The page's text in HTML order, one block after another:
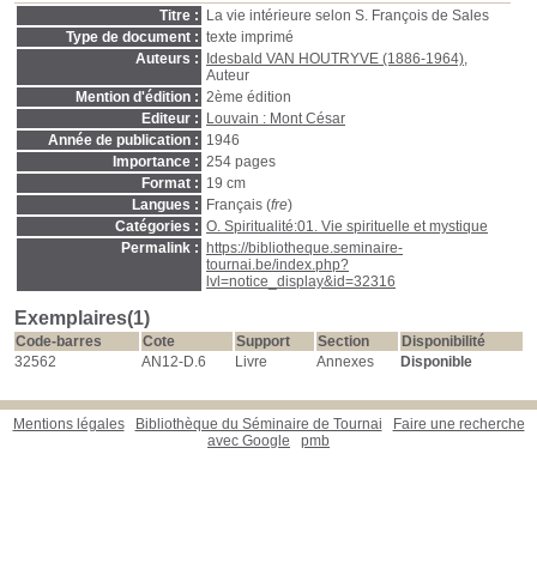
Titre :
La vie intérieure selon S. François de Sales
Type de document : texte imprimé
Auteurs :
Idesbald VAN HOUTRYVE (1886-1964),
Auteur
Mention d'édition : 2ème édition
Editeur :
Louvain : Mont César
Année de publication : 1946
Importance : 254 pages
Format : 19 cm
Langues :
Français (fre)
Catégories : O. Spiritualité:01. Vie spirituelle et mystique
Permalink :
https://bibliotheque.seminaire-
tournai.be/index.php?
lvl=notice_display&id=32316
Exemplaires(1)
Code-barres Cote Support Section
Disponibilité
32562
AN12-D.6 Livre Annexes Disponible
Mentions légales Bibliothèque du Séminaire de Tournai
Faire une recherche
avec Google
pmb